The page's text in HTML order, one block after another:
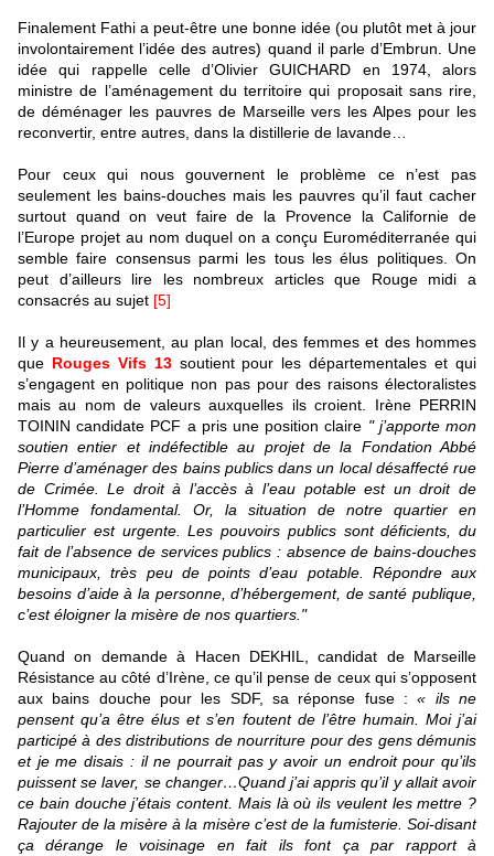
Finalement Fathi a peut-être une bonne idée (ou plutôt met à jour
involontairement l’idée des autres) quand il parle d’Embrun. Une
idée qui rappelle celle d’Olivier GUICHARD en 1974, alors
ministre de l’aménagement du territoire qui proposait sans rire,
de déménager les pauvres de Marseille vers les Alpes pour les
reconvertir, entre autres, dans la distillerie de lavande…
Pour ceux qui nous gouvernent le problème ce n’est pas
seulement les bains-douches mais les pauvres qu’il faut cacher
surtout quand on veut faire de la Provence la Californie de
l’Europe projet au nom duquel on a conçu Euroméditerranée qui
semble faire consensus parmi les tous les élus politiques. On
peut d’ailleurs lire les nombreux articles que Rouge midi a
consacrés au sujet [5]
Il y a heureusement, au plan local, des femmes et des hommes
que Rouges Vifs 13 soutient pour les départementales et qui
s’engagent en politique non pas pour des raisons électoralistes
mais au nom de valeurs auxquelles ils croient. Irène PERRIN
TOININ candidate PCF a pris une position claire " j’apporte mon
soutien entier et indéfectible au projet de la Fondation Abbé
Pierre d’aménager des bains publics dans un local désaffecté rue
de Crimée. Le droit à l’accès à l’eau potable est un droit de
l’Homme fondamental. Or, la situation de notre quartier en
particulier est urgente. Les pouvoirs publics sont déficients, du
fait de l’absence de services publics : absence de bains-douches
municipaux, très peu de points d’eau potable. Répondre aux
besoins d’aide à la personne, d’hébergement, de santé publique,
c’est éloigner la misère de nos quartiers."
Quand on demande à Hacen DEKHIL, candidat de Marseille
Résistance au côté d’Irène, ce qu’il pense de ceux qui s’opposent
aux bains douche pour les SDF, sa réponse fuse : « ils ne
pensent qu’a être élus et s’en foutent de l’être humain. Moi j’ai
participé à des distributions de nourriture pour des gens démunis
et je me disais : il ne pourrait pas y avoir un endroit pour qu’ils
puissent se laver, se changer…Quand j’ai appris qu’il y allait avoir
ce bain douche j’étais content. Mais là où ils veulent les mettre ?
Rajouter de la misère à la misère c’est de la fumisterie. Soi-disant
ça dérange le voisinage en fait ils font ça par rapport à